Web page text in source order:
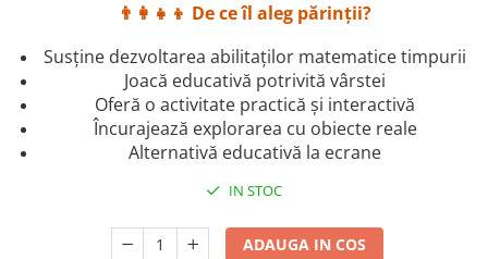
Camera Copilului
Balansoare & Covorase de Joaca
Carusele & Jucarii pentru Patut
Corturi & Spatii de Joaca
Depozitare & Organizare Jucarii
Trotinete & Triciclete pentru Copii
👨‍👩‍👧‍👦 De ce îl aleg părinții?
Susține dezvoltarea abilitaților matematice timpurii
Joacă educativă potrivită vârstei
Oferă o activitate practică și interactivă
Încurajează explorarea cu obiecte reale
Alternativă educativă la ecrane
IN STOC
ADAUGA IN COS